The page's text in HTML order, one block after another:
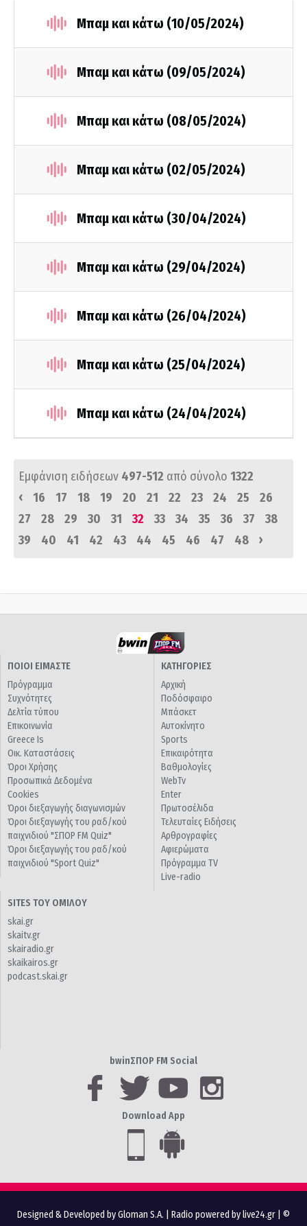
Mπαμ και κάτω (10/05/2024)
Μπαμ και κάτω (09/05/2024)
Μπαμ και κάτω (08/05/2024)
Μπαμ και κάτω (02/05/2024)
Μπαμ και κάτω (30/04/2024)
Μπαμ και κάτω (29/04/2024)
Μπαμ και κάτω (26/04/2024)
Μπαμ και κάτω (25/04/2024)
Μπαμ και κάτω (24/04/2024)
Εμφάνιση ειδήσεων 497-512 από σύνολο 1322
‹
16 17 18 19 20 21 22 23 24 25
26
27
28 29 30 31 32 33 34 35 36 37
38
39
40 41 42 43 44 45 46 47 48 ›
ΠΟΙΟΙ ΕΙΜΑΣΤΕ
Πρόγραμμα
Συχνότητες
Δελτία τύπου
Επικοινωνία
Greece Is
Οικ. Καταστάσεις
Όροι Χρήσης
Προσωπικά Δεδομένα
Cookies
Όροι διεξαγωγής διαγωνισμών
Όροι διεξαγωγής του ραδ/κού
παιχνιδιού "ΣΠΟΡ FM Quiz"
Όροι διεξαγωγής του ραδ/κού
παιχνιδιού "Sport Quiz"
ΚΑΤΗΓΟΡΙΕΣ
Αρχική
Ποδόσφαιρο
Μπάσκετ
Αυτοκίνητο
Sports
Επικαιρότητα
Βαθμολογίες
WebTv
Enter
Πρωτοσέλιδα
Τελευταίες Ειδήσεις
Αρθρογραφίες
Αφιερώματα
Πρόγραμμα TV
Live-radio
SITES ΤΟΥ ΟΜΙΛΟΥ
skai.gr
skaitv.gr
skairadio.gr
skaikairos.gr
podcast.skai.gr
bwinΣΠΟΡ FM Social
Download App
Designed & Developed by Gloman S.A. Radio powered by live24.gr | ©